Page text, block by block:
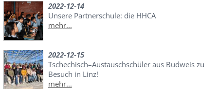
2022-12-14
Unsere Partnerschule: die HHCA
mehr...
2022-12-15
Tschechisch–Austauschschüler aus Budweis zu
Besuch in Linz!
mehr...